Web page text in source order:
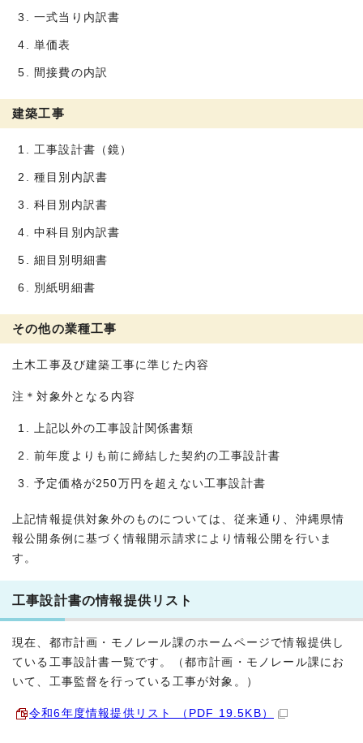
一式当り内訳書
単価表
間接費の内訳
建築工事
工事設計書（鏡）
種目別内訳書
科目別内訳書
中科目別内訳書
細目別明細書
別紙明細書
その他の業種工事
土木工事及び建築工事に準じた内容
注＊対象外となる内容
上記以外の工事設計関係書類
前年度よりも前に締結した契約の工事設計書
予定価格が250万円を超えない工事設計書
上記情報提供対象外のものについては、従来通り、沖縄県情
報公開条例に基づく情報開示請求により情報公開を行いま
す。
工事設計書の情報提供リスト
現在、都市計画・モノレール課のホームページで情報提供し
ている工事設計書一覧です。（都市計画・モノレール課にお
いて、工事監督を行っている工事が対象。）
令和6年度情報提供リスト （PDF 19.5KB）